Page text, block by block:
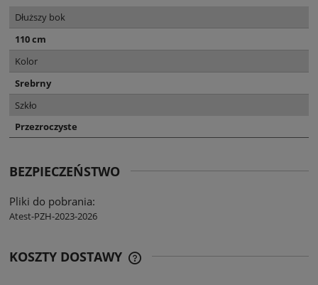
Dłuższy bok
110 cm
Kolor
Srebrny
Szkło
Przezroczyste
BEZPIECZEŃSTWO
Pliki do pobrania:
Atest-PZH-2023-2026
KOSZTY DOSTAWY